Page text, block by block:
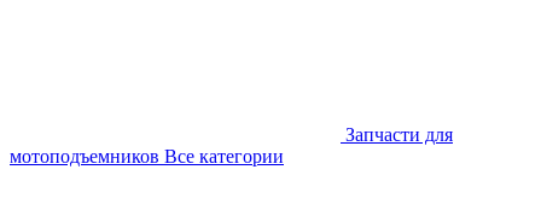
Запчасти для
мотоподъемников Все категории